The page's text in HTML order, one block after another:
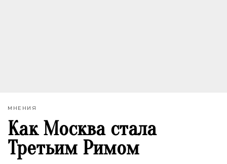
МНЕНИЯ
Как Москва стала
Третьим Римом